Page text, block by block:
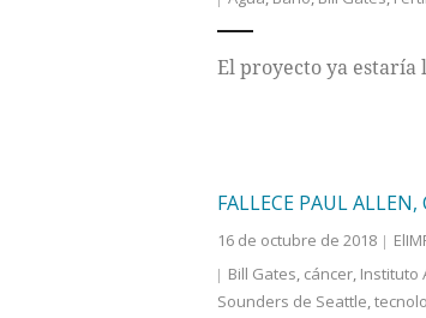
El proyecto ya estaría
FALLECE PAUL
16 de octubre de 2018
Bill Gates, cáncer, Instituto
Sounders de Seattle,